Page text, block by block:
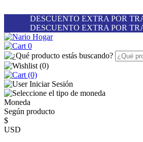
DESCUENTO EXTRA POR
DESCUENTO EXTRA POR
0
(0)
(0)
Iniciar Sesión
Moneda
Según producto
$
USD